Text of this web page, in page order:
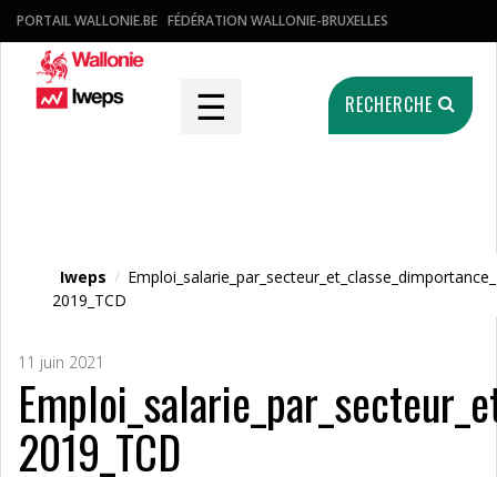
PORTAIL WALLONIE.BE FÉDÉRATION WALLONIE-BRUXELLES
☰ RECHERCHE
Iweps /
2019_TCD
11 juin 2021
2019_TCD